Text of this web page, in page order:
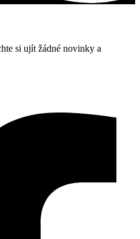
si ujít žádné novinky a